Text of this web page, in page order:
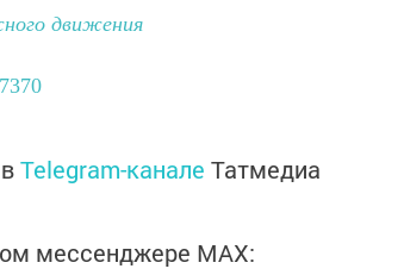
движения
Telegram-канале Татмедиа
мессенджере MАХ: